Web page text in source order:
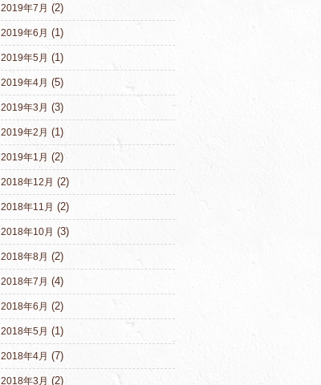
2019年7月 (2)
2019年6月 (1)
2019年5月 (1)
2019年4月 (5)
2019年3月 (3)
2019年2月 (1)
2019年1月 (2)
2018年12月 (2)
2018年11月 (2)
2018年10月 (3)
2018年8月 (2)
2018年7月 (4)
2018年6月 (2)
2018年5月 (1)
2018年4月 (7)
2018年3月 (2)